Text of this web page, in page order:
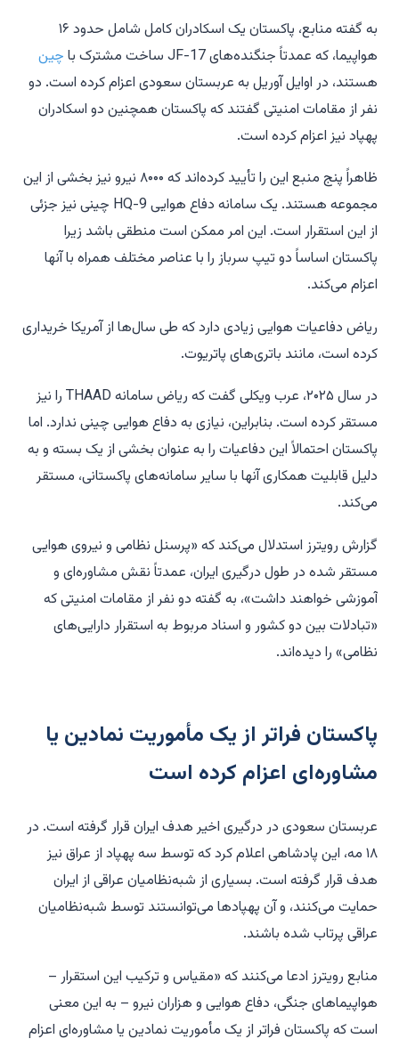
به گفته منابع، پاکستان یک اسکادران کامل شامل حدود ۱۶
هواپیما، که عمدتاً جنگنده‌های JF-17 ساخت مشترک با
چین
هستند، در اوایل آوریل به عربستان سعودی اعزام کرده است. دو
نفر از مقامات امنیتی گفتند که پاکستان همچنین دو اسکادران
پهپاد نیز اعزام کرده است.
ظاهراً پنج منبع این را تأیید کرده‌اند که ۸۰۰۰ نیرو نیز بخشی از این
مجموعه هستند. یک سامانه دفاع هوایی HQ-9 چینی نیز جزئی
از این استقرار است. این امر ممکن است منطقی باشد زیرا
پاکستان اساساً دو تیپ سرباز را با عناصر مختلف همراه با آنها
اعزام می‌کند.
ریاض دفاعیات هوایی زیادی دارد که طی سال‌ها از آمریکا خریداری
کرده است، مانند باتری‌های پاتریوت.
در سال ۲۰۲۵، عرب ویکلی گفت که ریاض سامانه THAAD را نیز
مستقر کرده است. بنابراین، نیازی به دفاع هوایی چینی ندارد. اما
پاکستان احتمالاً این دفاعیات را به عنوان بخشی از یک بسته و به
دلیل قابلیت همکاری آنها با سایر سامانه‌های پاکستانی، مستقر
می‌کند.
گزارش رویترز استدلال می‌کند که «پرسنل نظامی و نیروی هوایی
مستقر شده در طول درگیری ایران، عمدتاً نقش مشاوره‌ای و
آموزشی خواهند داشت»، به گفته دو نفر از مقامات امنیتی که
«تبادلات بین دو کشور و اسناد مربوط به استقرار دارایی‌های
نظامی» را دیده‌اند.
پاکستان فراتر از یک مأموریت نمادین یا
مشاوره‌ای اعزام کرده است
عربستان سعودی در درگیری اخیر هدف ایران قرار گرفته است. در
۱۸ مه، این پادشاهی اعلام کرد که توسط سه پهپاد از عراق نیز
هدف قرار گرفته است. بسیاری از شبه‌نظامیان عراقی از ایران
حمایت می‌کنند، و آن پهپادها می‌توانستند توسط شبه‌نظامیان
عراقی پرتاب شده باشند.
منابع رویترز ادعا می‌کنند که «مقیاس و ترکیب این استقرار –
هواپیماهای جنگی، دفاع هوایی و هزاران نیرو – به این معنی
است که پاکستان فراتر از یک مأموریت نمادین یا مشاوره‌ای اعزام